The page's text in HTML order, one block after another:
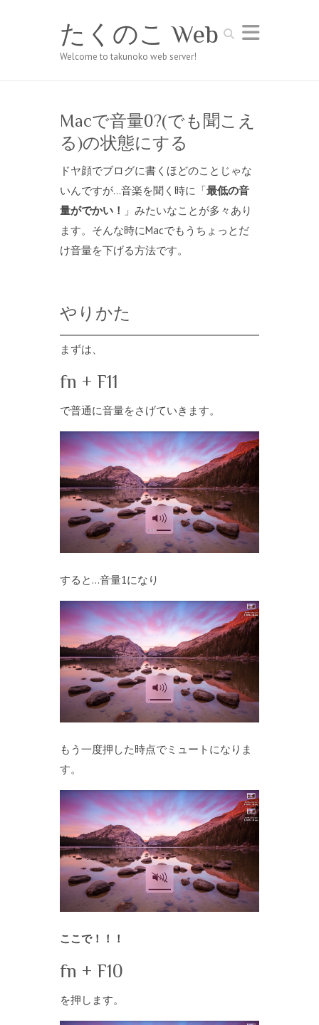
Search
たくのこ Web
Welcome to takunoko web server!
Macで音量0?(でも聞こえ
る)の状態にする
ドヤ顔でブログに書くほどのことじゃな
いんですが…音楽を聞く時に「最低の音
量がでかい！ 」みたいなことが多々あり
ます。そんな時にMacでもうちょっとだ
け音量を下げる方法です。
やりかた
まずは、
fn + F11
で普通に音量をさげていきます。
すると…音量1になり
もう一度押した時点でミュートになりま
す。
ここで！！！
fn + F10
を押します。